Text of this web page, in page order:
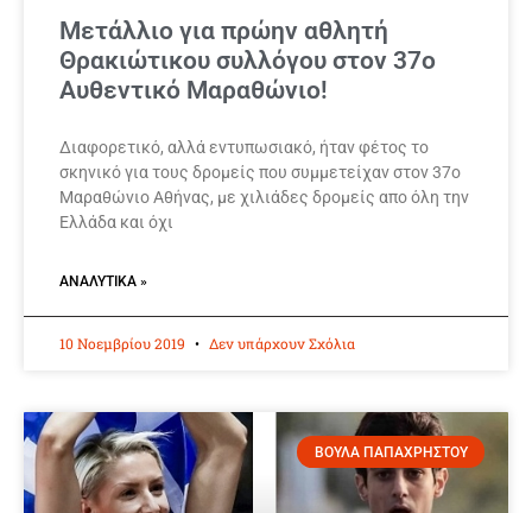
Μετάλλιο για πρώην αθλητή
Θρακιώτικου συλλόγου στον 37ο
Αυθεντικό Μαραθώνιο!
Διαφορετικό, αλλά εντυπωσιακό, ήταν φέτος το
σκηνικό για τους δρομείς που συμμετείχαν στον 37ο
Μαραθώνιο Αθήνας, με χιλιάδες δρομείς απο όλη την
Ελλάδα και όχι
ΑΝΑΛΥΤΙΚΆ »
10 Νοεμβρίου 2019 Δεν υπάρχουν Σχόλια
ΒΟΥΛΑ ΠΑΠΑΧΡΗΣΤΟΥ